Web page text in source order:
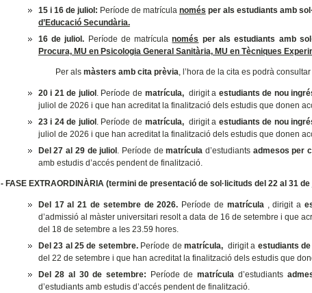
15 i 16 de juliol: Període de matrícula només per als estudiants amb
d’Educació Secundària.
16 de juliol. Període de matrículanomés per als estudiants amb
Procura, MU en Psicologia General Sanitària, MU en Tècniques
Per als màsters amb cita prèvia, l’hora de la cita es podrà
20 i 21 de juliol . Període de matrícula, dirigit a estudiants de nou
juliol de 2026 i que han acreditat la finalització dels estudis que donen
23 i 24 de juliol . Període de matrícula, dirigit a estudiants de nou
juliol de 2026 i que han acreditat la finalització dels estudis que donen
Del 27 al 29 de juliol . Període dematrícula d’estudiants admesos per
amb estudis d’accés pendent de finalització.
- FASE EXTRAORDINÀRIA (termini de presentació de sol·licituds del 22 al 31
Del 17 al 21 de setembre de 2026. Període de matrícula , dirigit a
d’admissió al màster universitari resolt a data de 16 de setembre i que
del 18 de setembre a les 23.59 hores.
Del 23 al 25 de setembre.Període dematrícula, dirigit a estudiants
del 22 de setembre i que han acreditat la finalització dels estudis que
Del 28 al 30 de setembre: Període dematrícula d’estudiants
d’estudiants amb estudis d’accés pendent de finalització.